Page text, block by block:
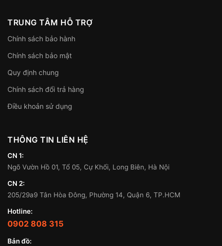
TRUNG TÂM HỖ TRỢ
Chính sách bảo hành
Chính sách bảo mật
Quy định chung
Chính sách đổi trả hàng
Điều khoản sử dụng
THÔNG TIN LIÊN HỆ
CN 1:
Ngõ Vườn Hồ 01, Tổ 05, Cự Khối, Long Biên, Hà Nội
CN 2:
205/29a9 Tân Hòa Đông, Phường 14, Quận 6, TP.HCM
Hotline:
0902 808 315
Bản đồ: